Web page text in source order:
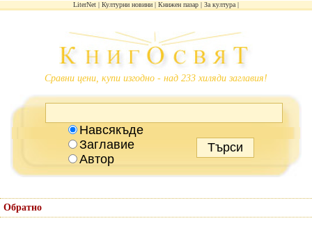
LiterNet Културни новини Книжен пазар За култура
Сравни цени, купи изгодно - над 233 хиляди заглавия!
Навсякъде
Заглавие
Автор
Обратно